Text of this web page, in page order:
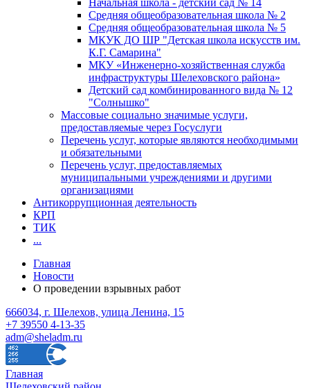
Средняя общеобразовательная школа № 2
Средняя общеобразовательная школа № 5
МКУК ДО ШР "Детская школа искусств им.
К.Г. Самарина"
МКУ «Инженерно-хозяйственная служба
инфраструктуры Шелеховского района»
Детский сад комбинированного вида № 12
"Солнышко"
Массовые социально значимые услуги,
предоставляемые через Госуслуги
Перечень услуг, которые являются необходимыми
и обязательными
Перечень услуг, предоставляемых
муниципальными учреждениями и другими
организациями
Антикоррупционная деятельность
КРП
ТИК
...
Главная
Новости
О проведении взрывных работ
666034, г. Шелехов, улица Ленина, 15
+7 39550 4-13-35
adm@sheladm.ru
Главная